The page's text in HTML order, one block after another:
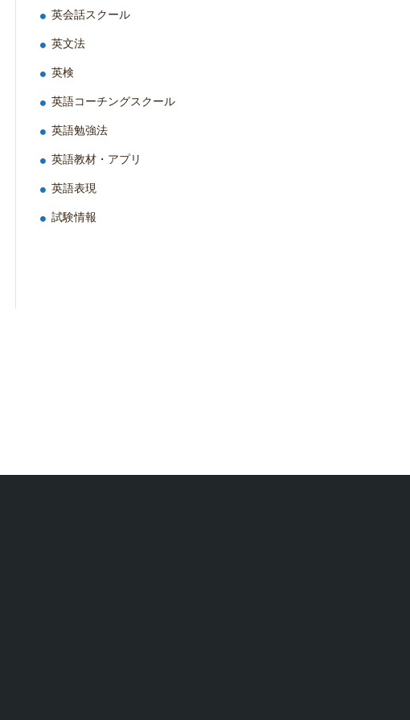
英会話スクール
英文法
英検
英語コーチングスクール
英語勉強法
英語教材・アプリ
英語表現
試験情報